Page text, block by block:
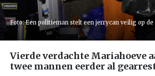
Foto: Een politieman stelt een jerrycan veilig op de
Vierde verdachte Mariahoeve
twee mannen eerder al